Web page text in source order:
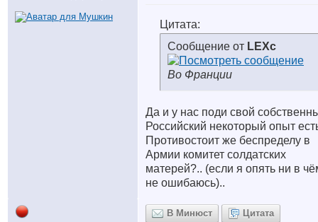
Цитата:
Сообщение от LEXc
Во Франции
Да и у нас поди свой
Российский некоторый опыт
Противостоит же беспределу в
Армии комитет солдатских
матерей?.. (если я опять ни в
не ошибаюсь)..
В Минюст
Цитата